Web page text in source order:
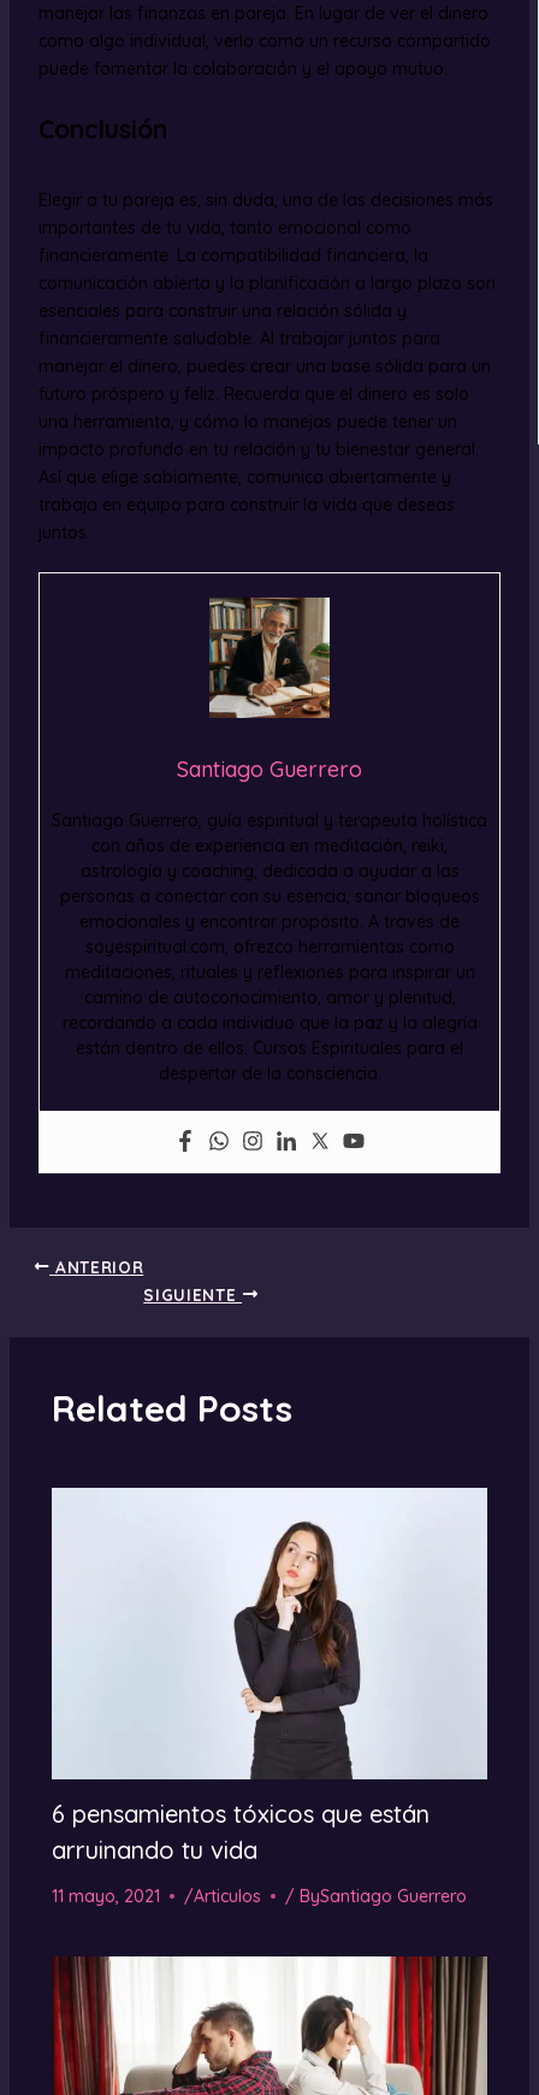
manejar las finanzas en pareja. En lugar de ver el dinero
como algo individual, verlo como un recurso compartido
puede fomentar la colaboración y el apoyo mutuo.
Conclusión
Elegir a tu pareja es, sin duda, una de las decisiones más
importantes de tu vida, tanto emocional como
financieramente. La compatibilidad financiera, la
comunicación abierta y la planificación a largo plazo son
esenciales para construir una relación sólida y
financieramente saludable. Al trabajar juntos para
manejar el dinero, puedes crear una base sólida para un
futuro próspero y feliz. Recuerda que el dinero es solo
una herramienta, y cómo lo manejas puede tener un
impacto profundo en tu relación y tu bienestar general.
Así que elige sabiamente, comunica abiertamente y
trabaja en equipo para construir la vida que deseas
juntos.
Santiago Guerrero
Santiago Guerrero, guía espiritual y terapeuta holística
con años de experiencia en meditación, reiki,
astrología y coaching, dedicada a ayudar a las
personas a conectar con su esencia, sanar bloqueos
emocionales y encontrar propósito. A través de
soyespiritual.com, ofrezco herramientas como
meditaciones, rituales y reflexiones para inspirar un
camino de autoconocimiento, amor y plenitud,
recordando a cada individuo que la paz y la alegría
están dentro de ellos. Cursos Espirituales para el
despertar de la consciencia.
ANTERIOR
SIGUIENTE
Related Posts
6 pensamientos tóxicos que están
arruinando tu vida
11 mayo, 2021 /Articulos / BySantiago Guerrero